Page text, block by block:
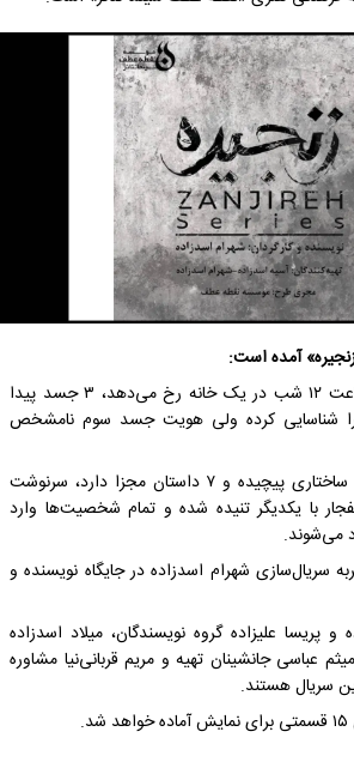
آمده است:
در پی انفجار بزرگی که ساعت ۱۲ شب در یک خانه رخ می‌دهد، ۳ جسد پیدا
۲ جسد را شناسایی کرده ولی هویت جسد سوم نامشخص
در فیلمنامه این سریال که ساختاری پیچیده و ۷ داستان مجزا دارد، سرنوشت
با یکدیگر تنیده شده و تمام شخصیت‌ها وارد
می‌شوند.
سریال‌سازی شهرام اسدزاده در جایگاه نویسنده و
پریسا علیزاده گروه نویسندگان، میلاد اسدزاده
عباسی جانشینان تهیه و مریم قربانی‌نیا مشاوره
سریال هستند.